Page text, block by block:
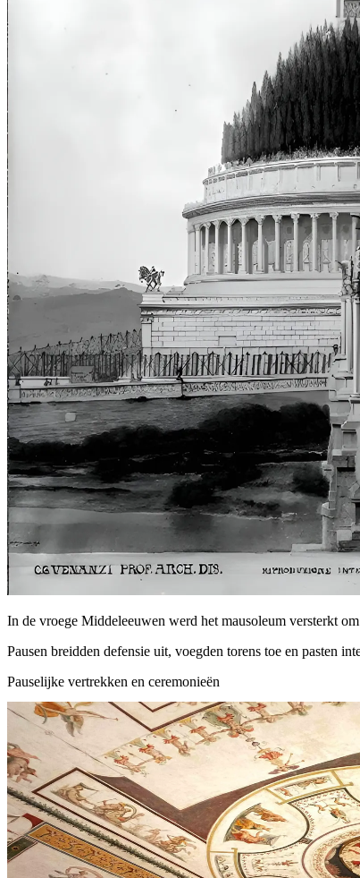
In de vroege Middeleeuwen werd het mausoleum versterkt
Pausen breidden defensie uit, voegden torens toe en pasten
Pauselijke vertrekken en ceremonieën